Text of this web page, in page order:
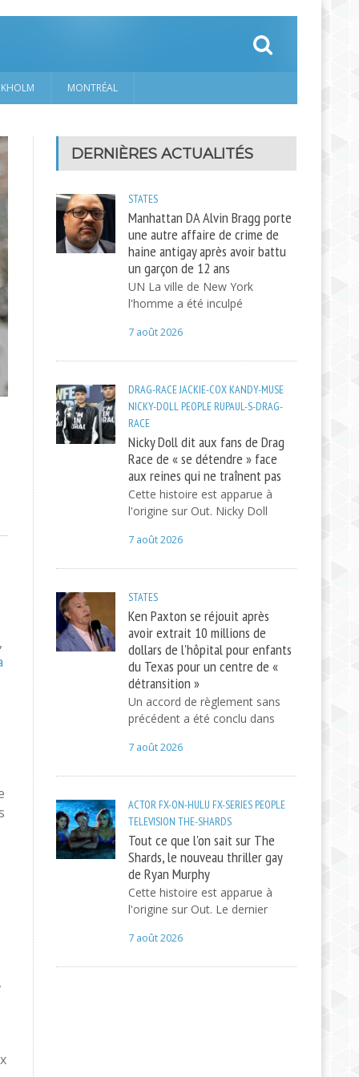
MONTRÉAL
DERNIÈRES ACTUALITÉS
STATES
Manhattan DA Alvin Bragg porte
une autre affaire de crime de
haine antigay après avoir battu
un garçon de 12 ans
UN La ville de New York
l'homme a été inculpé
7 août 2026
DRAG-RACEJACKIE-COX KANDY-MUSE
NICKY-DOLL PEOPLE RUPAUL-S-DRAG-
RACE
Nicky Doll dit aux fans de Drag
Race de « se détendre » face
aux reines qui ne traînent pas
Cette histoire est apparue à
l'origine sur Out. Nicky Doll
7 août 2026
STATES
Ken Paxton se réjouit après
avoir extrait 10 millions de
dollars de l'hôpital pour enfants
du Texas pour un centre de «
détransition »
Un accord de règlement sans
précédent a été conclu dans
7 août 2026
ACTOR FX-ON-HULU FX-SERIES PEOPLE
TELEVISION THE-SHARDS
Tout ce que l'on sait sur The
Shards, le nouveau thriller gay
de Ryan Murphy
Cette histoire est apparue à
l'origine sur Out. Le dernier
7 août 2026